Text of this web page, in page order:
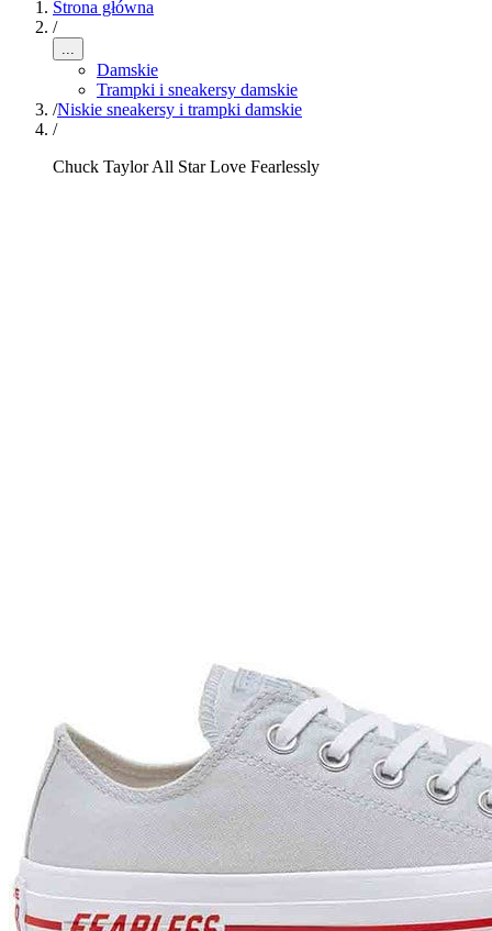
Strona główna
/
...
Damskie
Trampki i sneakersy damskie
/Niskie sneakersy i trampki damskie
/
Chuck Taylor All Star Love Fearlessly